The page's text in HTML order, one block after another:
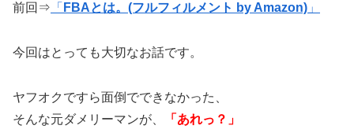
前回⇒ 「 FBAとは。(フルフィルメント by Amazon) 」
今回はとっても大切なお話です。
ヤフオクですら面倒でできなかった、
そんな元ダメリーマンが、
「あれっ？」